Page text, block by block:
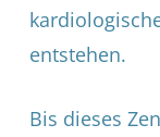
entstehen.
Bis dieses